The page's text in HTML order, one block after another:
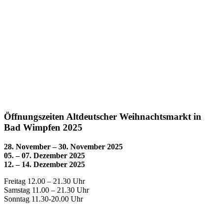
Öffnungszeiten Altdeutscher Weihnachtsmarkt in
Bad Wimpfen 2025
28. November – 30. November 2025
05. – 07. Dezember 2025
12. – 14. Dezember 2025
Freitag 12.00 – 21.30 Uhr
Samstag 11.00 – 21.30 Uhr
Sonntag 11.30-20.00 Uhr